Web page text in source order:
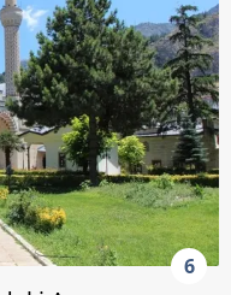
6